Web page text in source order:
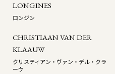
LONGINES
ロンジン
CHRISTIAAN VAN DER
KLAAUW
クリスティアン・ヴァン・デル・クラ
ーウ